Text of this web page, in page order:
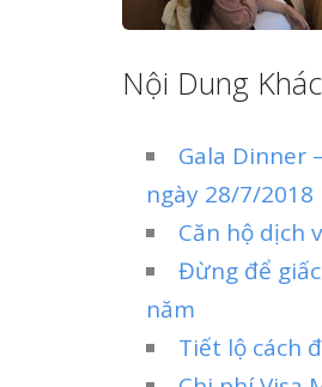
Nội Dung Khác
Gala Dinner
ngày 28/7/2018
Căn hộ dịch
Đừng để
năm
Tiết lộ cách